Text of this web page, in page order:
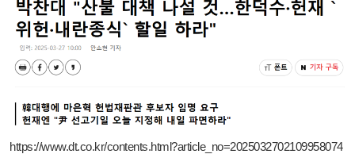
https://www.dt.co.kr/contents.html?article_no=2025032702109958074